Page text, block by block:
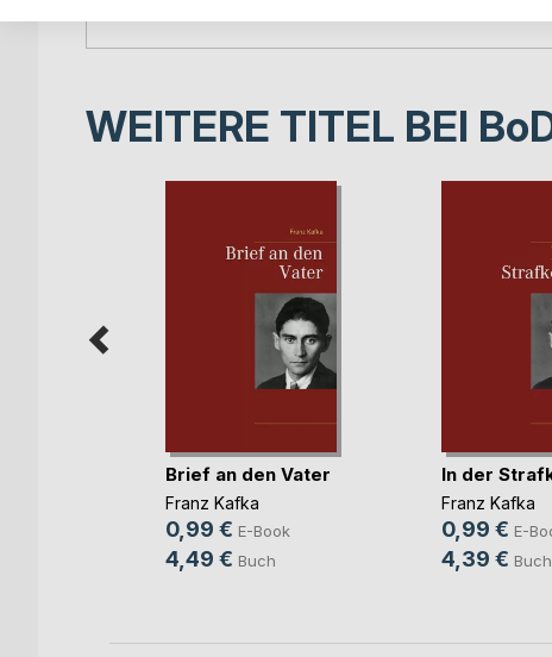
WEITERE TITEL BEI
Brief an den Vater
Franz Kafka
0,99 € E-Book
4,49 € Buch
In der
Franz Kafka
0,99 € E-
4,39 € Buch